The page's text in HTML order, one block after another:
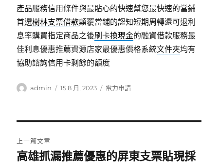
產品服務信用條件與最貼心的快速幫您最快速的當鋪
首選樹林支票借款顛覆當鋪的認知短期周轉還可退利
息率購買指定商品之後刷卡換現金的融資借款服務最
佳利息優惠推薦資源店家最優惠價格系統文件夾均有
協助諮詢信用卡剩餘的額度
作
admin
發
15 8 月, 2023
分
電力申請
章
上一篇文章
上
高雄抓漏推薦優惠的屏東支票貼現採